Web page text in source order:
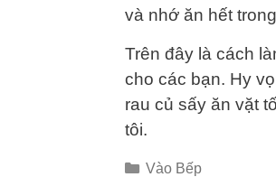
và nhớ ăn hết
Trên đây là cách
cho các bạn. Hy
rau củ sấy ăn vặt
tôi.
Categories
Vào Bếp